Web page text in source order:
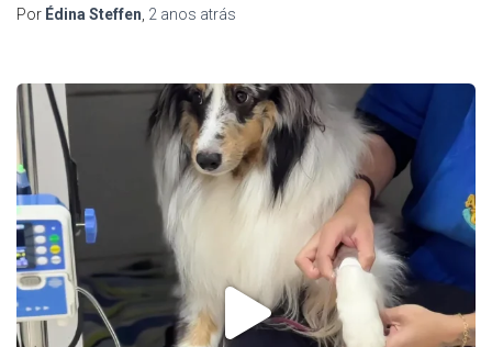
Por Édina Steffen 2 anos atrás